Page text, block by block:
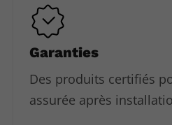
Garanties
Des produits certifiés
assurée après